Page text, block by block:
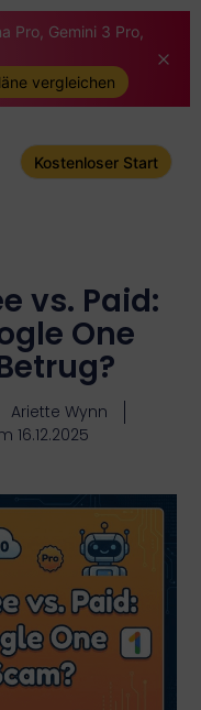
Pro, Gemini 3 Pro,
vergleichen
Kostenloser Start
vs. Paid:
One
Ariette Wynn
16.12.2025